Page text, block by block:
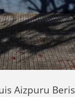
I
Aizpuru